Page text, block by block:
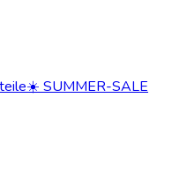
☀️ SUMMER-SALE